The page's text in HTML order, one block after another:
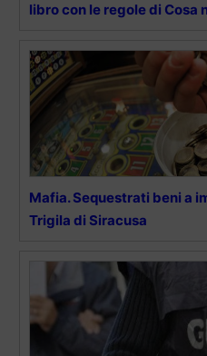
libro con le regole di Cosa
Mafia. Sequestrati beni a
Trigila di Siracusa